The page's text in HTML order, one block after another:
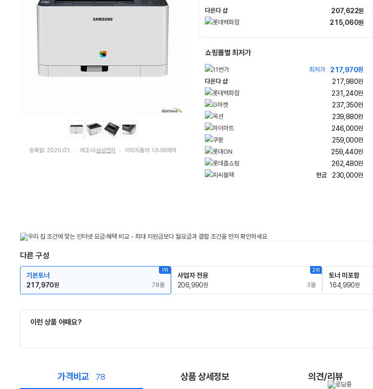
등록월: 2020.01. 제조사:삼성전자 이미지출처: 다나와제작
다온다 샵
이
버
페
207,622원
215,060원
쇼핑몰별 최저가
최저가 217,970원
다온다 샵
이
버
이
217,980원
231,240원
237,350원
239,880원
246,000원
259,000원
259,440원
262,480원
현금
230,000원
다른 구성
1위
기본토너
217,970원 78몰
2위
사업자 전용
206,990원 3몰
토너 미포함
164,990원
이런 상품 어때요?
가격비교 78 상품 상세정보 의견/리뷰